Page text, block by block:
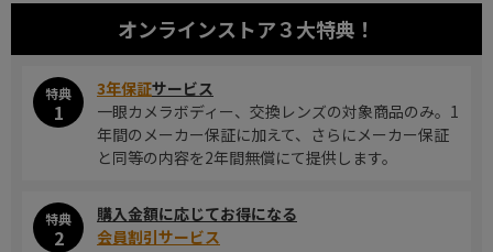
オンラインストア３大特典！
特典
1
3年保証サービス
一眼カメラボディー、交換レンズの対象商品のみ。1
年間のメーカー保証に加えて、さらにメーカー保証
と同等の内容を2年間無償にて提供します。
特典
2
購入金額に応じてお得になる
会員割引サービス